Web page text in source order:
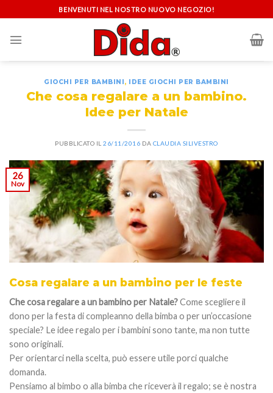
to
content
BENVENUTI NEL NOSTRO NUOVO NEGOZIO!
GIOCHI PER BAMBINI, IDEE GIOCHI PER BAMBINI
Che cosa regalare a un bambino.
Idee per Natale
PUBBLICATO IL26/11/2016 DA CLAUDIA SILIVESTRO
26
Nov
Cosa regalare a un bambino per le feste
Che cosa regalare a un bambino per Natale?Come scegliere il
dono per la festa di compleanno della bimba o per un’occasione
speciale? Le idee regalo per i bambini sono tante, ma non tutte
sono originali.
Per orientarci nella scelta, può essere utile porci qualche
domanda.
Pensiamo al bimbo o alla bimba che riceverà il regalo; se è nostra